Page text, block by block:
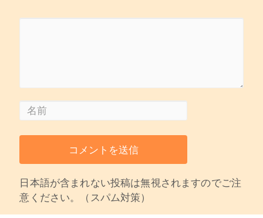
日本語が含まれない投稿は無視されますのでご注
意ください。（スパム対策）